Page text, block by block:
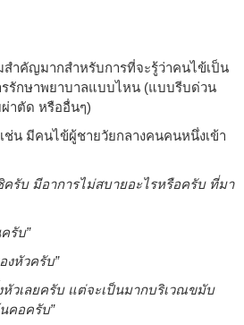
สำคัญมากสำหรับการที่จะรู้ว่าคนไข้เป็น
รรักษาพยาบาลแบบไหน (แบบรีบด่วน
าตัด หรืออื่นๆ)
ช่น มีคนไข้ผู้ชายวัยกลางคนคนหนึ่งเข้า
รับ มีอาการไม่สบายอะไรหรือครับ ที่มา
รับ”
งหัวครับ”
วเลยครับ แต่จะเป็นมากบริเวณขมับ
คอครับ”